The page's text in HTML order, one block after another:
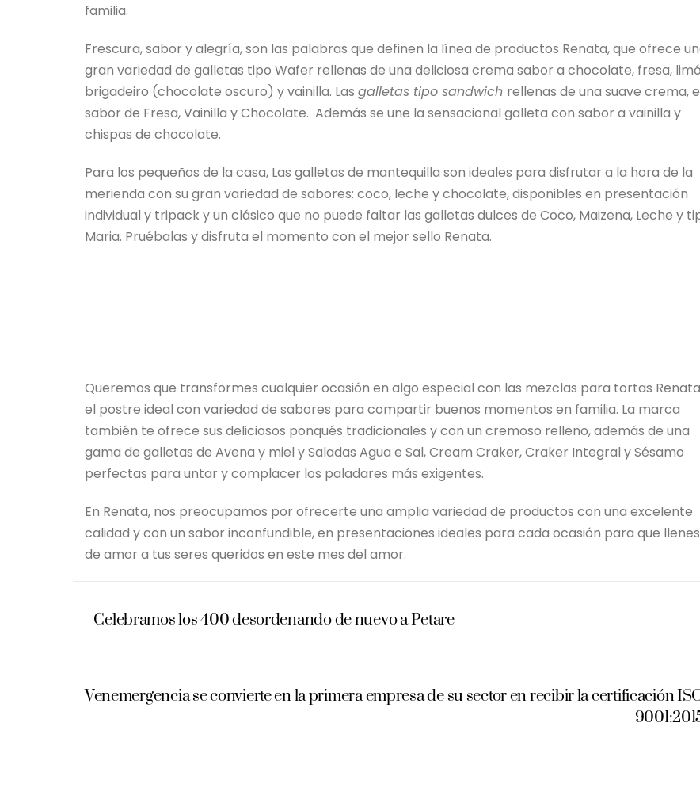
familia.
Frescura, sabor y alegría, son las palabras que definen la línea de productos Renata, que ofrece
gran variedad de galletas tipo Wafer rellenas de una deliciosa crema sabor a chocolate, fresa,
brigadeiro (chocolate oscuro) y vainilla. Las galletas tipo sandwich rellenas de una suave crema,
sabor de Fresa, Vainilla y Chocolate. Además se une la sensacional galleta con sabor a vainilla y
chispas de chocolate.
Para los pequeños de la casa, Las galletas de mantequilla son ideales para disfrutar a la hora de la
merienda con su gran variedad de sabores: coco, leche y chocolate, disponibles en presentación
individual y tripack y un clásico que no puede faltar las galletas dulces de Coco, Maizena, Leche y
Maria. Pruébalas y disfruta el momento con el mejor sello Renata.
Queremos que transformes cualquier ocasión en algo especial con las mezclas para tortas
el postre ideal con variedad de sabores para compartir buenos momentos en familia. La marca
también te ofrece sus deliciosos ponqués tradicionales y con un cremoso relleno, además de una
gama de galletas de Avena y miel y Saladas Agua e Sal, Cream Craker, Craker Integral y Sésamo
perfectas para untar y complacer los paladares más exigentes.
En Renata, nos preocupamos por ofrecerte una amplia variedad de productos con una excelente
calidad y con un sabor inconfundible, en presentaciones ideales para cada ocasión para que llenes
de amor a tus seres queridos en este mes del amor.
Celebramos los 400 desordenando de nuevo a Petare
Venemergencia se convierte en la primera empresa de su sector en recibir la certificación